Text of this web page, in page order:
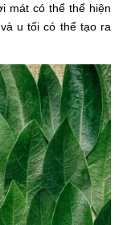
mát có thể thể hiện
u tối có thể tạo ra